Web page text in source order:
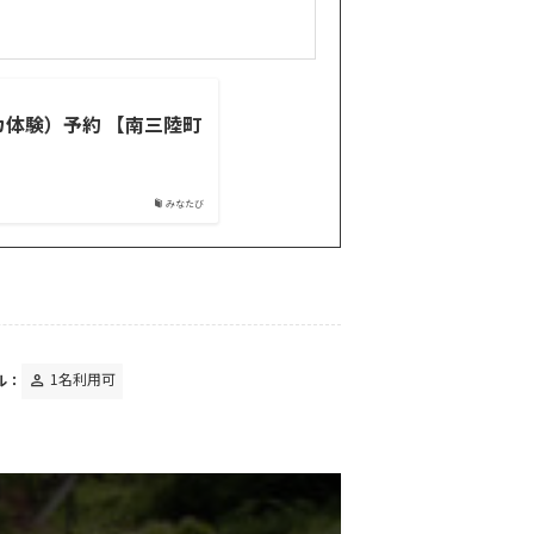
みなたび
験）予約 【南三陸町
person 1名利用可